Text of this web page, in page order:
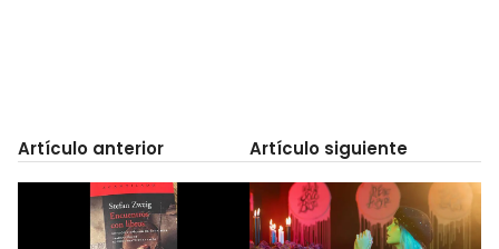
Artículo anterior Artículo siguiente